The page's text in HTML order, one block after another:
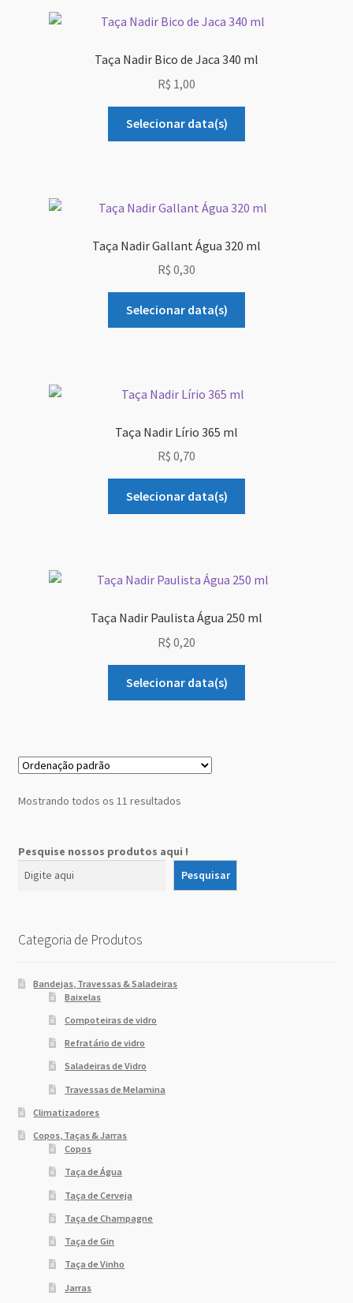
Taça Nadir Bico de Jaca 340 ml
R$ 1,00
Selecionar data(s)
Taça Nadir Gallant Água 320 ml
R$ 0,30
Selecionar data(s)
Taça Nadir Lírio 365 ml
R$ 0,70
Selecionar data(s)
Taça Nadir Paulista Água 250 ml
R$ 0,20
Selecionar data(s)
Mostrando todos os 11 resultados
Pesquise nossos produtos aqui !
Pesquisar
Categoria de Produtos
Bandejas, Travessas & Saladeiras
Baixelas
Compoteiras de vidro
Refratário de vidro
Saladeiras de Vidro
Travessas de Melamina
Climatizadores
Copos, Taças & Jarras
Copos
Taça de Água
Taça de Cerveja
Taça de Champagne
Taça de Gin
Taça de Vinho
Jarras